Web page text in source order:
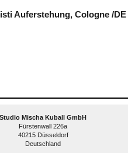
Auferstehung, Cologne /DE
Studio Mischa Kuball GmbH
Fürstenwall 226a
40215 Düsseldorf
Deutschland